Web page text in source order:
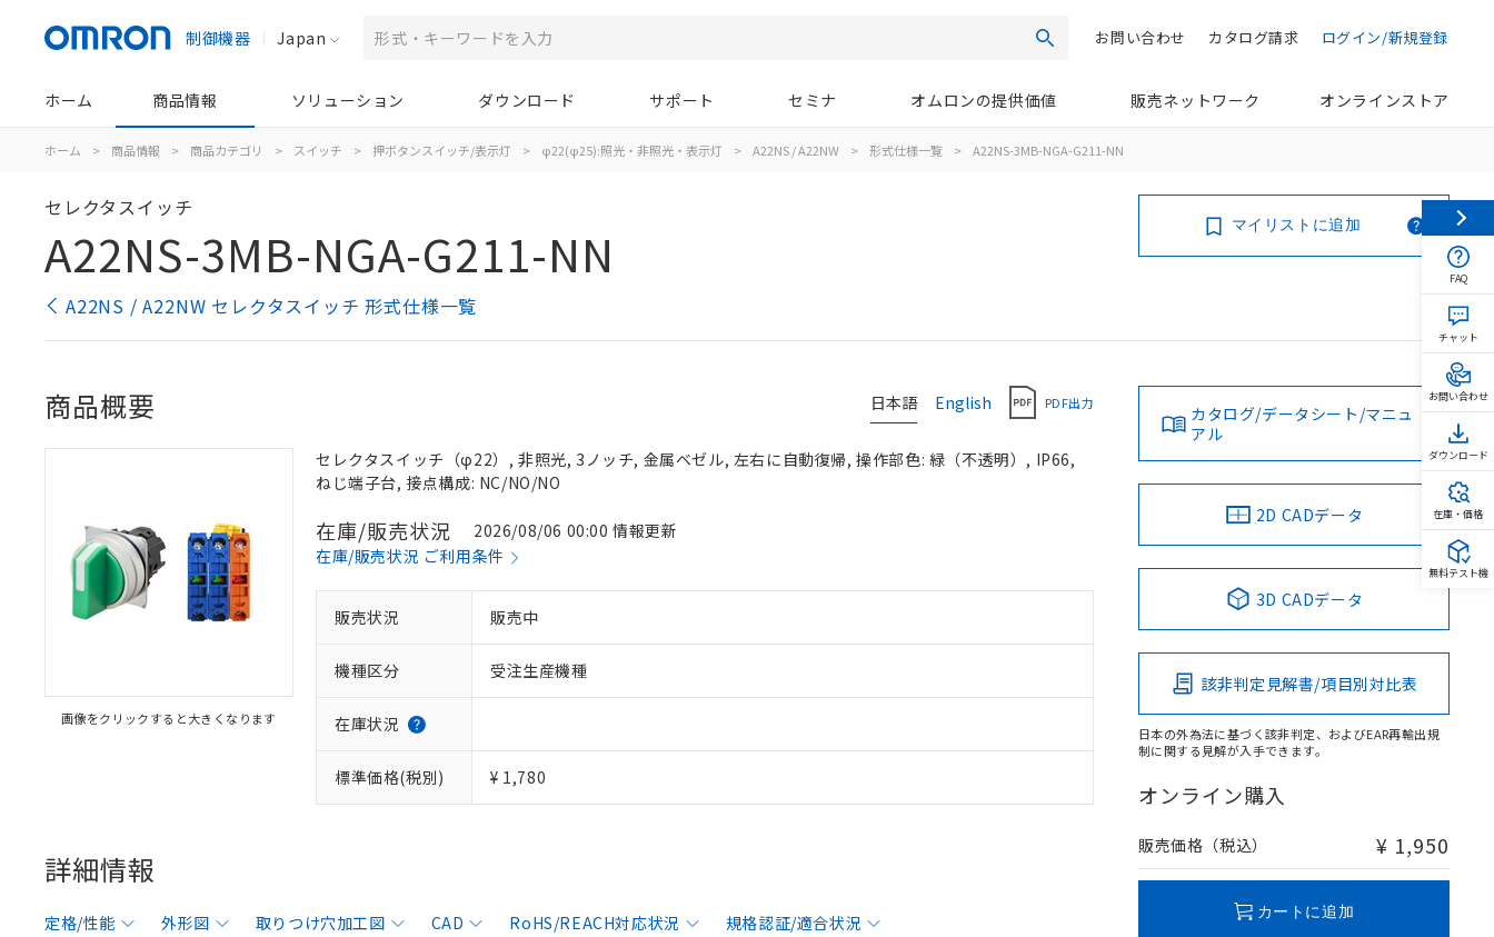
制御機器 Japan 検索 ログイン/新規登録
カタログ請求
お問い合わせ
ホーム 商品情報 ソリューション ダウンロード サポート セミナ オムロンの提供価値 販売ネットワーク オンラインストア
ホーム > 商品情報 > 商品カテゴリ > スイッチ > 押ボタンスイッチ/表示灯 > φ22(φ25):照光・非照光・表示灯 > A22NS / A22NW > 形式仕様一覧 > A22NS-3MB-NGA-G211-NN
セレクタスイッチ
A22NS-3MB-NGA-G211-NN
A22NS / A22NW セレクタスイッチ 形式仕様一覧
マイリストに追加
日本語 English PDF出力
商品概要
画像をクリックすると大きくなります
セレクタスイッチ（φ22）, 非照光, 3ノッチ, 金属ベゼル, 左右に自動復帰, 操作部色: 緑（不透明）, IP66,
ねじ端子台, 接点構成: NC/NO/NO
在庫/販売状況
2026/08/06 00:00 情報更新
在庫/販売状況 ご利用条件
販売状況 販売中
機種区分 受注生産機種
在庫状況
標準価格(税別) ¥ 1,780
詳細情報
定格/性能 外形図 取りつけ穴加工図 CAD RoHS/REACH対応状況 規格認証/適合状況
カタログ/データシート/マニュ
アル
2D CADデータ
3D CADデータ
該非判定見解書/項目別対比表
日本の外為法に基づく該非判定、およびEAR再輸出規
制に関する見解が入手できます。
オンライン購入
販売価格（税込） ¥ 1,950
カートに追加
FAQ
チャット
お問い合わせ
ダウンロード
在庫・価格
無料テスト機